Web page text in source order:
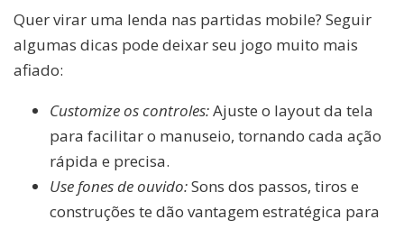
Quer virar uma lenda nas partidas mobile? Seguir
algumas dicas pode deixar seu jogo muito mais
afiado:
Customize os controles:Ajuste o layout da tela
para facilitar o manuseio, tornando cada ação
rápida e precisa.
Use fones de ouvido:Sons dos passos, tiros e
construções te dão vantagem estratégica para